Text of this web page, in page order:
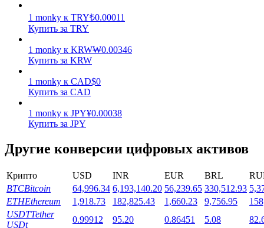
Стейкинг
Launchpool
Гибкая ставка для заработка популярных токенов
1 monky к TRY₺0.00011
Купить за TRY
1 monky к KRW₩0.00346
Купить за KRW
1 monky к CAD$0
Купить за CAD
1 monky к JPY¥0.00038
Купить за JPY
Другие конверсии цифровых активов
Крипто USD INR EUR BRL
BTCBitcoin 64,996.34 6,193,140.20 56,239.65 330,512.93
ETHEthereum 1,918.73 182,825.43 1,660.23 9,756.95
USDTTether
USDt
0.99912 95.20 0.86451 5.08